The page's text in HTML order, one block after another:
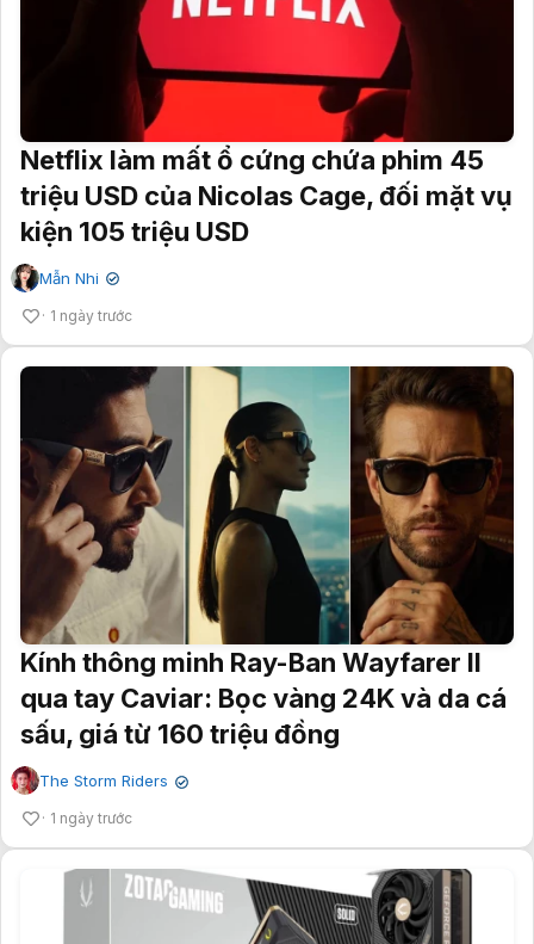
Netflix làm mất ổ cứng chứa phim 45
triệu USD của Nicolas Cage, đối mặt vụ
kiện 105 triệu USD
Mẫn Nhi ✔
1 ngày trước
Kính thông minh Ray-Ban Wayfarer II
qua tay Caviar: Bọc vàng 24K và da cá
sấu, giá từ 160 triệu đồng
The Storm Riders ✔
1 ngày trước